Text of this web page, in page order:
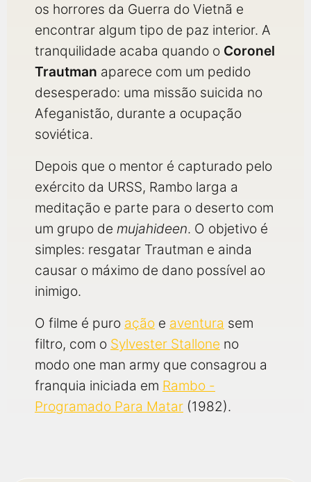
os horrores da Guerra do Vietnã e
encontrar algum tipo de paz interior. A
tranquilidade acaba quando o Coronel
Trautman aparece com um pedido
desesperado: uma missão suicida no
Afeganistão, durante a ocupação
soviética.
Depois que o mentor é capturado pelo
exército da URSS, Rambo larga a
meditação e parte para o deserto com
um grupo de mujahideen. O objetivo é
simples: resgatar Trautman e ainda
causar o máximo de dano possível ao
inimigo.
O filme é puro ação e aventura sem
filtro, com o Sylvester Stallone no
modo one man army que consagrou a
franquia iniciada em Rambo -
Programado Para Matar (1982).